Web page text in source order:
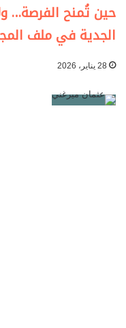
حين تُمنح الفرصة…
الجدية في ملف
28 يناير، 2026